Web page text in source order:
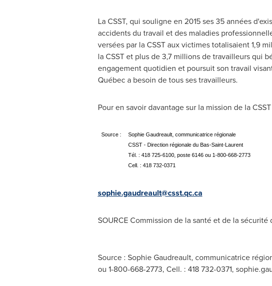
La CSST, qui souligne en 2015 ses 35 années
accidents du travail et des maladies
versées par la CSST aux victimes totalisaient 1,9
la CSST et plus de 3,7 millions de travailleurs qui
engagement quotidien et poursuit son travail
Québec a besoin de tous ses travailleurs.
Pour en savoir davantage sur la mission de la
Source :
Sophie Gaudreault, communicatrice régionale
CSST - Direction régionale du Bas-Saint-Laurent
Tél. : 418 725-6100, poste 6146 ou 1-800-668-2773
Cell. : 418 732-0371
sophie.gaudreault@csst.qc.ca
SOURCE Commission de la santé et de la sécurité
Source : Sophie Gaudreault, communicatrice
ou 1-800-668-2773, Cell. : 418 732-0371,